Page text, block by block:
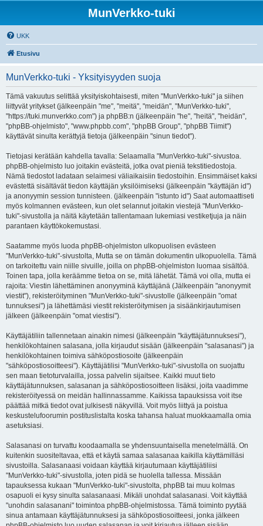
MunVerkko-tuki
UKK
Etusivu
MunVerkko-tuki - Yksityisyyden suoja
Tämä vakuutus selittää yksityiskohtaisesti, miten "MunVerkko-tuki" ja siihen
liittyvät yritykset (jälkeenpäin "me", "meitä", "meidän", "MunVerkko-tuki",
"https://tuki.munverkko.com") ja phpBB:n (jälkeenpäin "he", "heitä", "heidän",
"phpBB-ohjelmisto", "www.phpbb.com", "phpBB Group", "phpBB Tiimit")
käyttävät sinulta kerättyjä tietoja (jälkeenpäin "sinun tiedot").
Tietojasi kerätään kahdella tavalla: Selaamalla "MunVerkko-tuki"-sivustoa.
phpBB-ohjelmisto luo joitakin evästeitä, jotka ovat pieniä tekstitiedostoja.
Nämä tiedostot ladataan selaimesi väliaikaisiin tiedostoihin. Ensimmäiset kaksi
evästettä sisältävät tiedon käyttäjän yksilöimiseksi (jälkeenpäin "käyttäjän id")
ja anonyymin session tunnisteen. (jälkeenpäin "istunto id") Saat automaattiseti
myös kolmannen evästeen, kun olet selannut joitakin viestejä "MunVerkko-
tuki"-sivustolla ja näitä käytetään tallentamaan lukemiasi vestiketjuja ja näin
parantaen käyttökokemustasi.
Saatamme myös luoda phpBB-ohjelmiston ulkopuolisen evästeen
"MunVerkko-tuki"-sivustolta, Mutta se on tämän dokumentin ulkopuolella. Tämä
on tarkoitettu vain niille sivuille, joilla on phpBB-ohjelmiston luomaa sisältöä.
Toinen tapa, jolla keräämme tietoa on se, mitä lähetät. Tämä voi olla, mutta ei
rajoita: Viestin lähettäminen anonyyminä käyttäjänä (Jälkeenpäin "anonyymit
viestit"), rekisteröityminen "MunVerkko-tuki"-sivustolle (jälkeenpäin "omat
tunnuksesi") ja lähettämäsi viestit rekisteröitymisen ja sisäänkirjautumisen
jälkeen (jälkeenpäin "omat viestisi").
Käyttäjätiliin tallennetaan ainakin nimesi (jälkeenpäin "käyttäjätunnuksesi"),
henkilökohtainen salasana, jolla kirjaudut sisään (jälkeenpäin "salasanasi") ja
henkilökohtainen toimiva sähköpostiosoite (jälkeenpäin
"sähköpostiosoitteesi"). Käyttäjätilisi "MunVerkko-tuki"-sivustolla on suojattu
sen maan tietoturvalailla, jossa palvelin sijaitsee. Kaikki muut tieto
käyttäjätunnuksen, salasanan ja sähköpostiosoitteen lisäksi, joita vaadimme
rekisteröityessä on meidän hallinnassamme. Kaikissa tapauksissa voit itse
päättää mitkä tiedot ovat julkisesti näkyvillä. Voit myös liittyä ja poistua
keskustelufoorumin postituslistalta koska tahansa haluat muokkaamalla omia
asetuksiasi.
Salasanasi on turvattu koodaamalla se yhdensuuntaisella menetelmällä. On
kuitenkin suositeltavaa, että et käytä samaa salasanaa kaikilla käyttämilläsi
sivustoilla. Salasanaasi voidaan käyttää kirjautumaan käyttäjätiliisi
"MunVerkko-tuki"-sivustolla, joten pidä se huolella tallessa. Missään
tapauksessa kukaan "MunVerkko-tuki"-sivustolta, phpBB tai muu kolmas
osapuoli ei kysy sinulta salasanaasi. Mikäli unohdat salasanasi. Voit käyttää
"unohdin salasanani" toimintoa phpBB-ohjelmistossa. Tämä toiminto pyytää
sinua antamaan käyttäjätunnuksesi ja sähköpostiosoitteesi, jonka jälkeen